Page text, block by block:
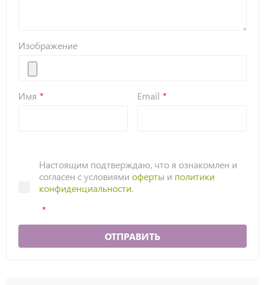
Изображение
Имя Email
Настоящим подтверждаю, что я ознакомлен и
согласен с условиями оферты и политики
конфиденциальности.
ОТПРАВИТЬ